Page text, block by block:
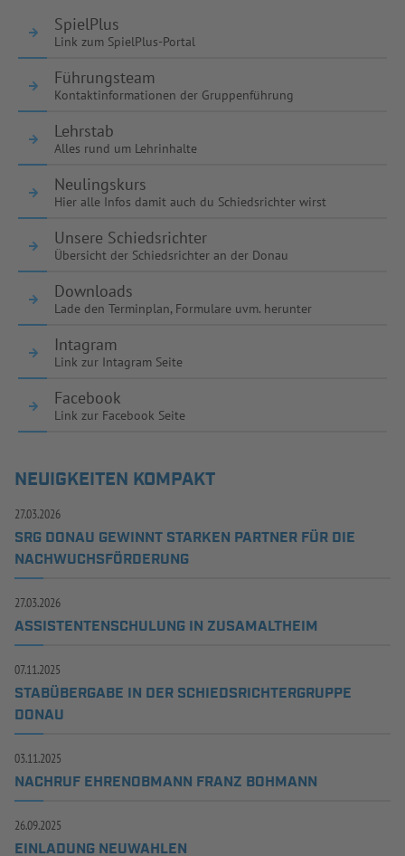
SpielPlus
Link zum SpielPlus-Portal
Führungsteam
Kontaktinformationen der Gruppenführung
Lehrstab
Alles rund um Lehrinhalte
Neulingskurs
Hier alle Infos damit auch du Schiedsrichter wirst
Unsere Schiedsrichter
Übersicht der Schiedsrichter an der Donau
Downloads
Lade den Terminplan, Formulare uvm. herunter
Intagram
Link zur Intagram Seite
Facebook
Link zur Facebook Seite
NEUIGKEITEN KOMPAKT
27.03.2026
SRG DONAU GEWINNT STARKEN PARTNER FÜR DIE
NACHWUCHSFÖRDERUNG
27.03.2026
ASSISTENTENSCHULUNG IN ZUSAMALTHEIM
07.11.2025
STABÜBERGABE IN DER SCHIEDSRICHTERGRUPPE
DONAU
03.11.2025
NACHRUF EHRENOBMANN FRANZ BOHMANN
26.09.2025
EINLADUNG NEUWAHLEN